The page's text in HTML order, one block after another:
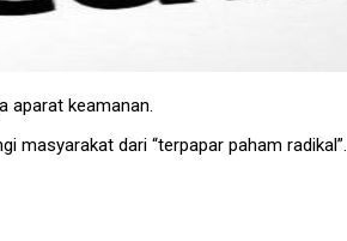
aparat keamanan.
masyarakat dari “terpapar paham radikal”.